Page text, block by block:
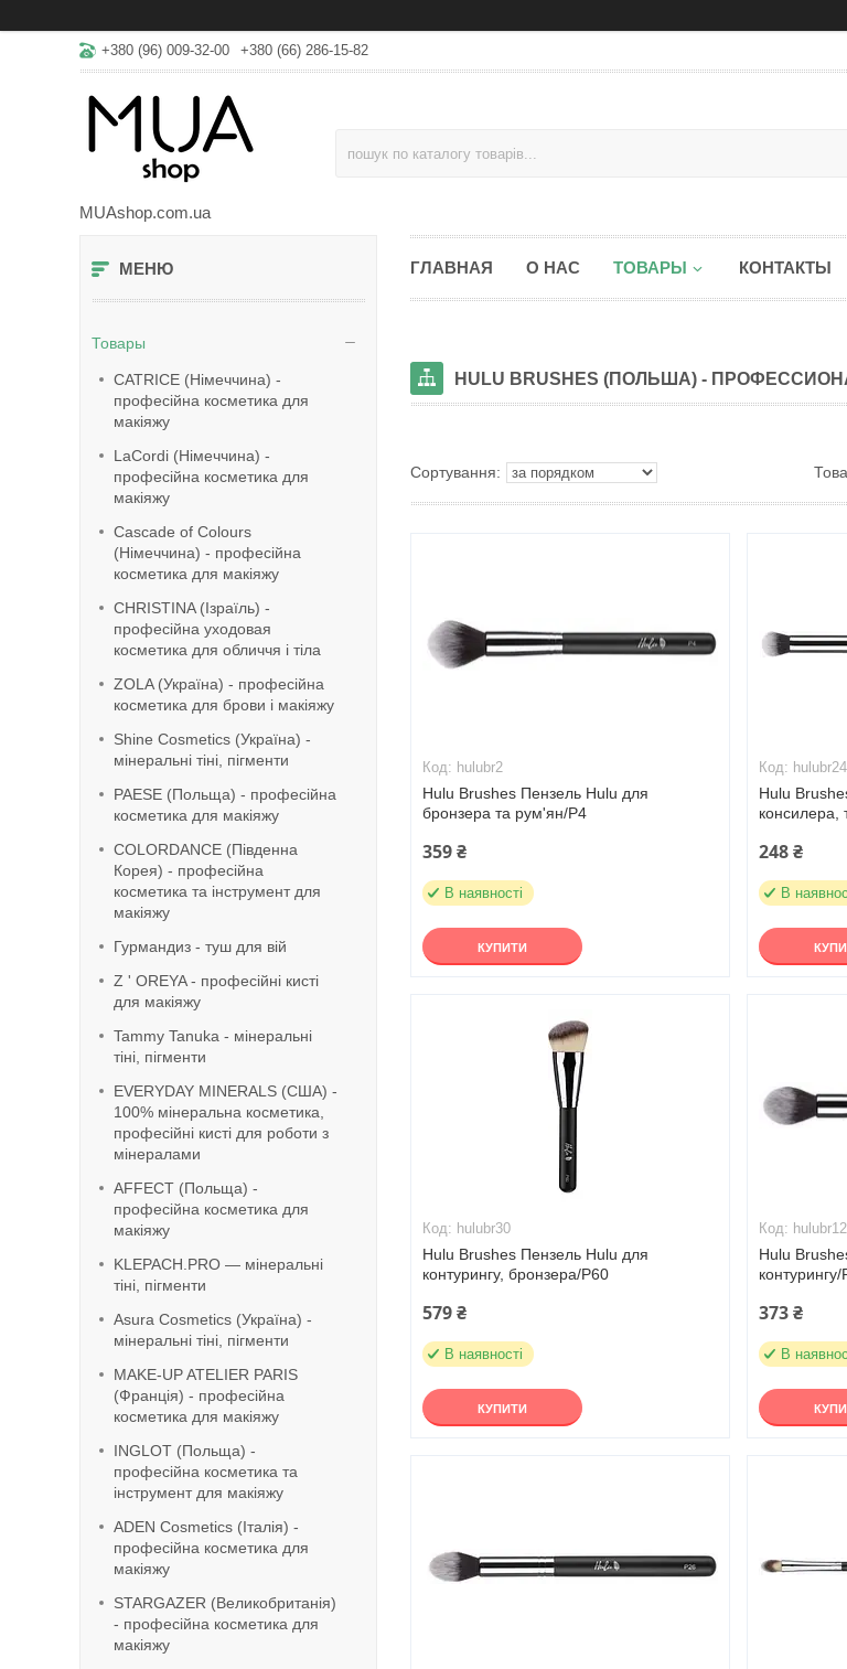
+380 (96) 009-32-00 +380 (66) 286-15-82
MUAshop.com.ua
Товары
CATRICE (Німеччина) -
професійна косметика для
макіяжу
LaСordi (Німеччина) -
професійна косметика для
макіяжу
Cascade of Colours
(Німеччина) - професійна
косметика для макіяжу
CHRISTINA (Ізраїль) -
професійна уходовая
косметика для обличчя і тіла
ZOLA (Україна) - професійна
косметика для брови і макіяжу
Shine Cosmetics (Україна) -
мінеральні тіні, пігменти
PAESE (Польща) - професійна
косметика для макіяжу
COLORDANCE (Південна
Корея) - професійна
косметика та інструмент для
макіяжу
Гурмандиз - туш для вій
Z ' OREYA - професійні кисті
для макіяжу
Tammy Tanuka - мінеральні
тіні, пігменти
EVERYDAY MINERALS (США) -
100% мінеральна косметика,
професійні кисті для роботи з
мінералами
AFFECT (Польща) -
професійна косметика для
макіяжу
KLEPACH.PRO — мінеральні
тіні, пігменти
Asura Cosmetics (Україна) -
мінеральні тіні, пігменти
MAKE-UP ATELIER PARIS
(Франція) - професійна
косметика для макіяжу
INGLOT (Польща) -
професійна косметика та
інструмент для макіяжу
ADEN Cosmetics (Італія) -
професійна косметика для
макіяжу
STARGAZER (Великобританія)
- професійна косметика для
макіяжу
ГЛАВНАЯ О НАС ТОВАРЫ КОНТАКТЫ
HULU BRUSHES (ПОЛЬША) -
hulubr2
Hulu Brushes Пензель Hulu для
бронзера та рум'ян/Р4
359 ₴
В наявності
КУПИТИ
hulubr24
Hulu
консилера,
248 ₴
В
hulubr30
Hulu Brushes Пензель Hulu для
контурингу, бронзера/Р60
579 ₴
В наявності
КУПИТИ
hulubr12
Hulu
373 ₴
В